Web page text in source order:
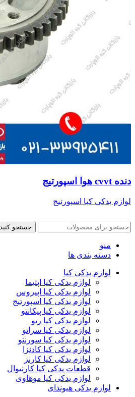
دنده cvvt هوا اسپورتیج
لوازم یدکی کیا اسپورتیج
جستجو کنید
منو
دسته بندی ها
لوازم یدکی کیا
لوازم یدکی کیا اپتیما
لوازم یدکی کیا اپیروس
لوازم یدکی کیا اسپورتیج
لوازم یدکی کیا پیکانتو
لوازم یدکی کیا ریو
لوازم یدکی کیا سراتو
لوازم یدکی کیا سورنتو
لوازم یدکی کیا کادنزا
لوازم یدکی کیا کارنز
قطعات یدکی کیا کارنیوال
لوازم یدکی کیا موهاوی
لوازم یدکی هیوندای